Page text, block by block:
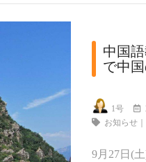
中国
で中
1号
お知らせ
9月27日(